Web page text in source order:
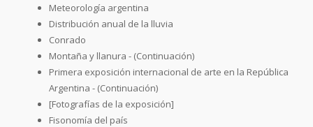
Meteorología argentina
Distribución anual de la lluvia
Conrado
Montaña y llanura - (Continuación)
Primera exposición internacional de arte en la República
Argentina - (Continuación)
[Fotografías de la exposición]
Fisonomía del país